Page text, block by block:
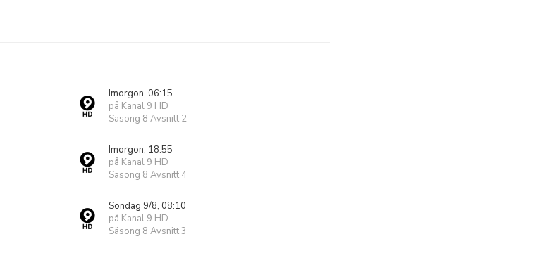
Imorgon, 06:15
på Kanal 9 HD
Säsong 8 Avsnitt 2
Imorgon, 18:55
på Kanal 9 HD
Säsong 8 Avsnitt 4
Söndag 9/8, 08:10
på Kanal 9 HD
Säsong 8 Avsnitt 3